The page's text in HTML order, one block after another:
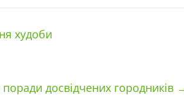
худоби
досвідчених городників